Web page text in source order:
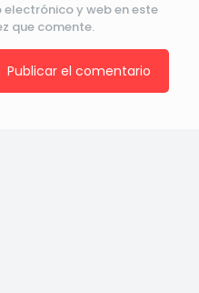
y web en este
que comente.